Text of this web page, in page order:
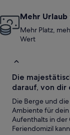
Mehr
Mehr Platz,
Wert
Die
darauf, von dir
Die Berge und
Ambiente für dein
Aufenthalts in der
Feriendomizil